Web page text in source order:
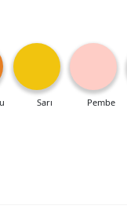
Sarı Pembe